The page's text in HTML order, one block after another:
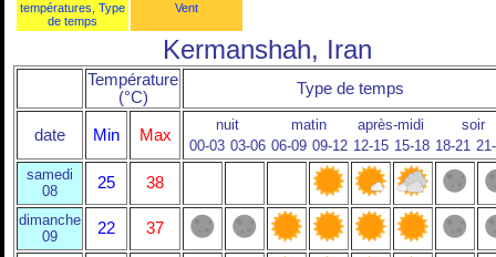
températures, Type
de temps
Vent
Kermanshah, Iran
Température
(°C)
Type de temps
date Min Max
nuit matin après-midi
soir
00-03 03-06 06-09 09-12 12-15 15-18 18-21
samedi
08
25 38
dimanche
09
22 37